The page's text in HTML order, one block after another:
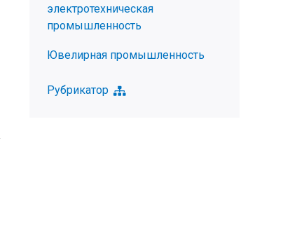
электротехническая
промышленность
Ювелирная промышленность
Рубрикатор